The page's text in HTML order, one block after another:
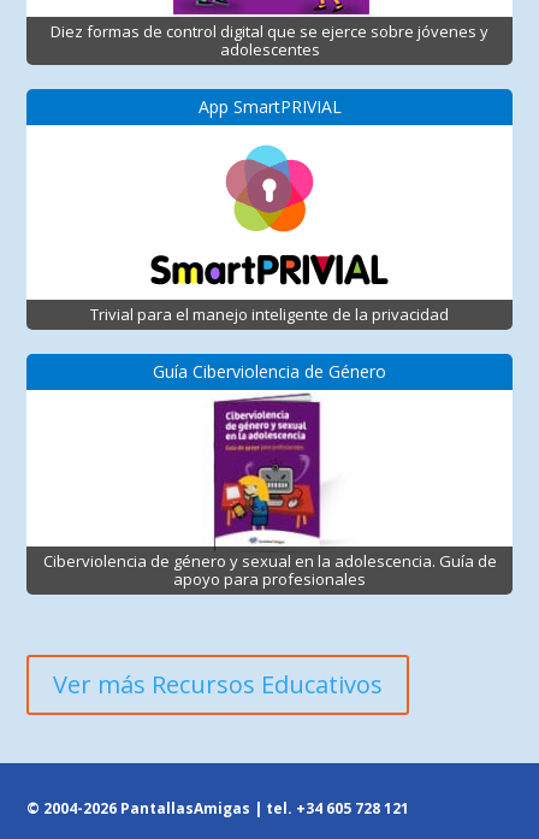
Diez formas de control digital que se ejerce sobre jóvenes y
adolescentes
App SmartPRIVIAL
Trivial para el manejo inteligente de la privacidad
Guía Ciberviolencia de Género
Ciberviolencia de género y sexual en la adolescencia. Guía de
apoyo para profesionales
Ver más Recursos Educativos
© 2004-2026 PantallasAmigas | tel. +34 605 728 121